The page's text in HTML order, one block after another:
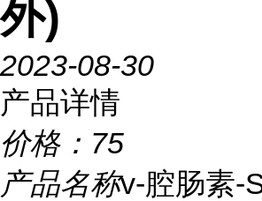
外)
2023-08-30
产品详情
价格： 75
产品名称v-腔肠素-